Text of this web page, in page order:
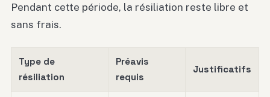
Pendant cette période, la résiliation reste libre et
sans frais.
Type de
résiliation
Préavis
requis
Justificatifs